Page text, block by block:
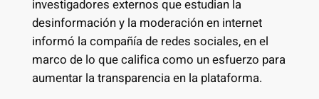
investigadores externos que estudian la
desinformación y la moderación en internet
informó la compañía de redes sociales, en el
marco de lo que califica como un esfuerzo para
aumentar la transparencia en la plataforma.